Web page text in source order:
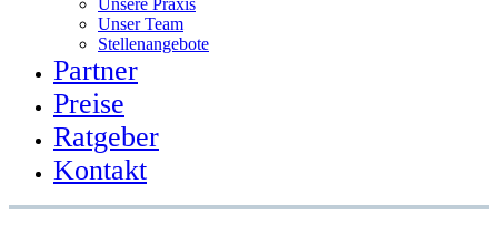
Unsere Praxis
Unser Team
Stellenangebote
Partner
Preise
Ratgeber
Kontakt